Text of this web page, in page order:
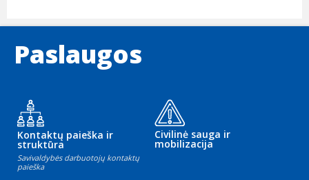
Paslaugos
Kontaktų paieška ir
struktūra
Savivaldybės darbuotojų kontaktų
paieška
Civilinė sauga ir
mobilizacija